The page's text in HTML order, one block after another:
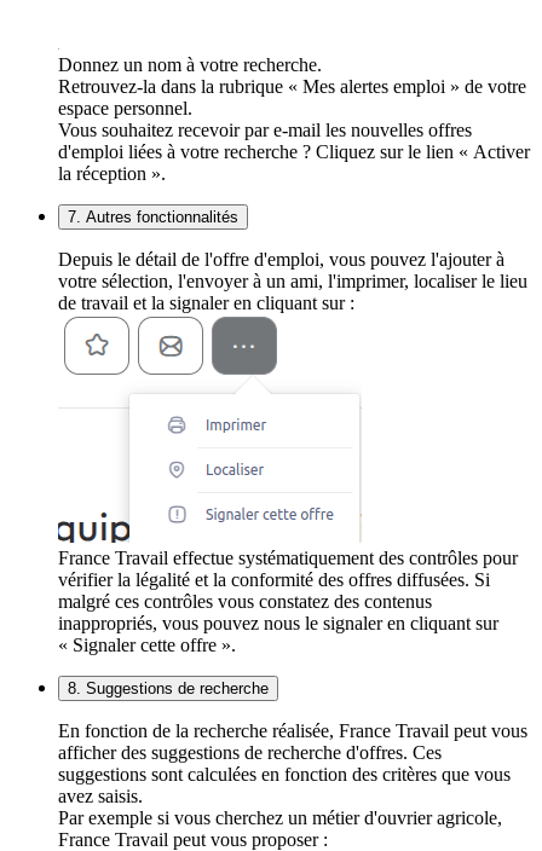
Donnez un nom à votre recherche.
Retrouvez-la dans la rubrique « Mes alertes emploi » de votre
espace personnel.
Vous souhaitez recevoir par e-mail les nouvelles offres
d'emploi liées à votre recherche ? Cliquez sur le lien « Activer
la réception ».
7. Autres fonctionnalités
Depuis le détail de l'offre d'emploi, vous pouvez l'ajouter à
votre sélection, l'envoyer à un ami, l'imprimer, localiser le lieu
de travail et la signaler en cliquant sur :
France Travail effectue systématiquement des contrôles pour
vérifier la légalité et la conformité des offres diffusées. Si
malgré ces contrôles vous constatez des contenus
inappropriés, vous pouvez nous le signaler en cliquant sur
« Signaler cette offre ».
8. Suggestions de recherche
En fonction de la recherche réalisée, France Travail peut vous
afficher des suggestions de recherche d'offres. Ces
suggestions sont calculées en fonction des critères que vous
avez saisis.
Par exemple si vous cherchez un métier d'ouvrier agricole,
France Travail peut vous proposer :